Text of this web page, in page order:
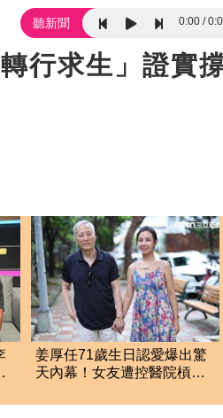
聽新聞 0:00
行求生」證實
姜厚任71歲生日認愛爆出驚
天內幕！女友遭控醫院槓正